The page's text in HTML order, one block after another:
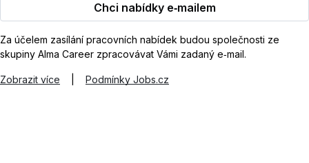
Chci nabídky e‑mailem
Za účelem zasílání pracovních nabídek budou společnosti ze
skupiny Alma Career zpracovávat Vámi zadaný e‑mail.
Zobrazit více Podmínky Jobs.cz